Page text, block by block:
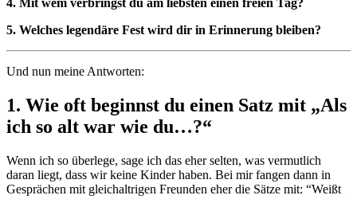
4. Mit wem verbringst du am liebsten einen freien Tag?
5. Welches legendäre Fest wird dir in Erinnerung bleiben?
Und nun meine Antworten:
1. Wie oft beginnst du einen Satz mit „Als
ich so alt war wie du…?“
Wenn ich so überlege, sage ich das eher selten, was vermutlich
daran liegt, dass wir keine Kinder haben. Bei mir fangen dann in
Gesprächen mit gleichaltrigen Freunden eher die Sätze mit: “Weißt